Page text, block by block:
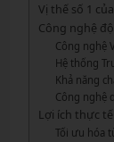
Vị thế số 1
Công nghệ
Công nghệ
Hệ thống
Khả năng
Công nghệ
Lợi ích thực
Tối ưu hóa